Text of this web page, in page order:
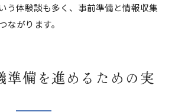
う体験談も多く、事前準備と情報収集
ながります。
準備を進めるための実